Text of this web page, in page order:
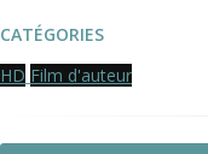
CATÉGORIES
HD Film d'auteur